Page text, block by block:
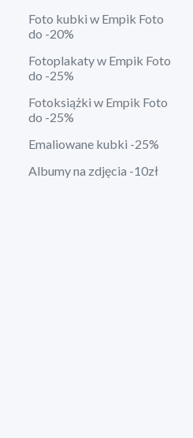
Foto kubki w Empik Foto
do -20%
Fotoplakaty w Empik Foto
do -25%
Fotoksiążki w Empik Foto
do -25%
Emaliowane kubki -25%
Albumy na zdjęcia -10zł